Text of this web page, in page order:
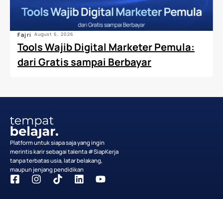
Fajri August 6, 2026
Tools Wajib Digital Marketer Pemula:
dari Gratis sampai Berbayar
Platform untuk siapa saja yang ingin
merintis karir sebagai talenta #SiapKerja
tanpa terbatas usia, latar belakang,
maupun jenjang pendidikan